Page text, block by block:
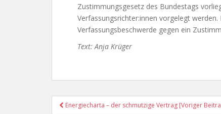
Zustimmungsgesetz des Bundestags
Verfassungsrichter:innen vorgelegt
Verfassungsbeschwerde gegen ein
Text: Anja Krüger
PostEnergiecharta – der schmutzige Vertrag [Voriger